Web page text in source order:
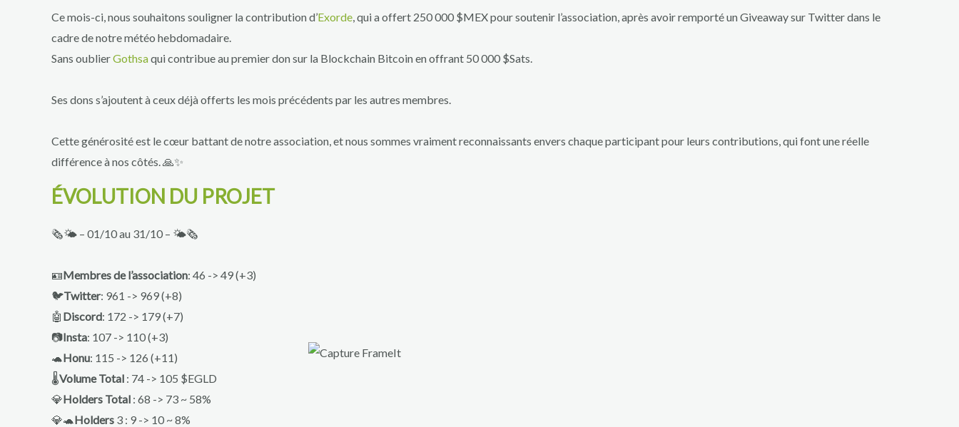
Ce mois-ci, nous souhaitons souligner la contribution d’Exorde, qui a offert 250 000 $MEX pour soutenir l’association, après avoir remporté un Giveaway sur Twitter dans le
cadre de notre météo hebdomadaire.
Sans oublierGothsaqui contribue au premier don sur la Blockchain Bitcoin en offrant 50 000 $Sats.
Ses dons s’ajoutent à ceux déjà offerts les mois précédents par les autres membres.
Cette générosité est le cœur battant de notre association, et nous sommes vraiment reconnaissants envers chaque participant pour leurs contributions, qui font une réelle
différence à nos côtés. 🙏✨
ÉVOLUTION DU PROJET
🗞🌤 – 01/10 au 31/10 – 🌤🗞
🪪Membres de l’association: 46 -> 49 (+3)
🐦Twitter: 961 -> 969 (+8)
🤖 Discord: 172 -> 179 (+7)
📷Insta: 107 -> 110 (+3)
🐢Honu: 115 -> 126 (+11)
🌡Volume Total : 74 -> 105 $EGLD
💎Holders Total : 68 -> 73 ~ 58%
💎🐢Holders 3 : 9 -> 10 ~ 8%